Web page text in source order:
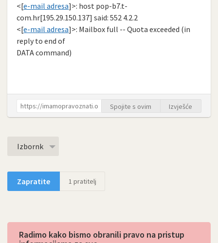
<[e-mail adresa]>: host pop-b7.t-
com.hr[195.29.150.137] said: 552 4.2.2
<[e-mail adresa]>: Mailbox full -- Quota exceeded (in
reply to end of
DATA command)
Spojite s ovim Izvješće
Izbornk
Zapratite 1 pratitelj
Radimo kako bismo obranili pravo na pristup